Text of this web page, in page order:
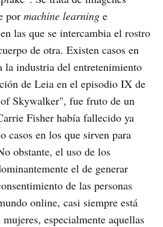
por machine learning e
las que se intercambia el rostro
de otra. Existen casos en
la industria del entretenimiento
de Leia en el episodio IX de
Skywalker", fue fruto de un
Fisher había fallecido ya
casos en los que sirven para
obstante, el uso de los
el de generar
de las personas
online, casi siempre está
especialmente aquellas